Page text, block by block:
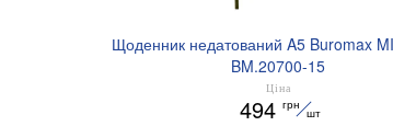
Щоденник недатований A5 Buromax
BM.20700-15
Ціна
494 грн
шт